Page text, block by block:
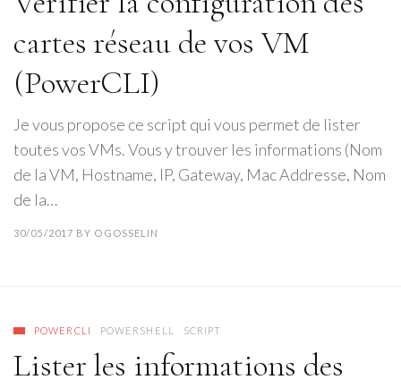
cartes réseau de vos VM
(PowerCLI)
Je vous propose ce script qui vous permet de lister
toutes vos VMs. Vous y trouver les informations (Nom
de la VM, Hostname, IP, Gateway, Mac Addresse, Nom
de la…
30/05/2017 BY OGOSSELIN
POWERCLI POWERSHELL SCRIPT
Lister les informations des